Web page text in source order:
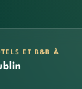
ET B&B À